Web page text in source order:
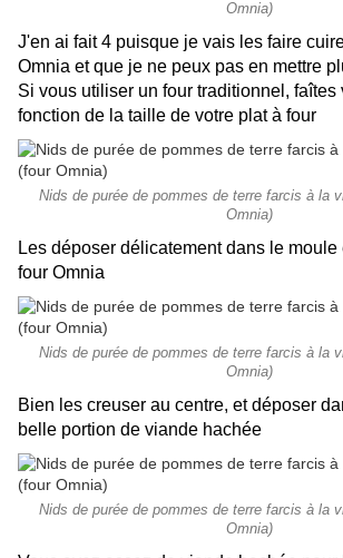
Omnia)
J'en ai fait 4 puisque je vais les faire
Omnia et que je ne peux pas en mettre
Si vous utiliser un four traditionnel, faîtes
fonction de la taille de votre plat à four
Nids de purée de pommes de terre farcis à la
Omnia)
Les déposer délicatement dans le
four Omnia
Nids de purée de pommes de terre farcis à la
Omnia)
Bien les creuser au centre, et déposer
belle portion de viande hachée
Nids de purée de pommes de terre farcis à la
Omnia)